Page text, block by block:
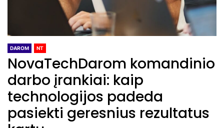
DAROM NT
NovaTechDarom komandinio
darbo įrankiai: kaip
technologijos padeda
pasiekti geresnius rezultatus